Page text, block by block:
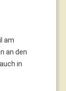
am
an den
in